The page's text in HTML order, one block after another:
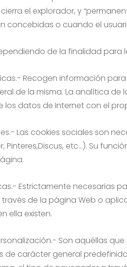
el explorador, y
concebidas o cuando el
de la finalidad para
Recogen información
de la misma. La analítica de
los datos de Internet con el
Las cookies sociales son
Pinteres,Discus, etc…). Su
Estrictamente necesarias
de la página Web o
ella existen.
Son aquéllas
de carácter general